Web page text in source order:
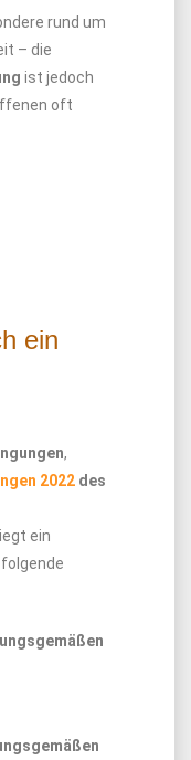
rund um
– die
ist jedoch
oft
ein
,
2022 des
ein